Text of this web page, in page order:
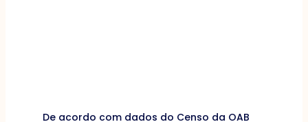
De acordo com dados do Censo da OAB